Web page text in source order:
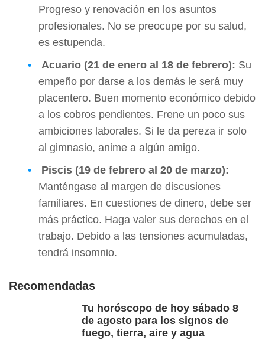
Progreso y renovación en los asuntos
profesionales. No se preocupe por su salud,
es estupenda.
Acuario (21 de enero al 18 de febrero): Su
empeño por darse a los demás le será muy
placentero. Buen momento económico debido
a los cobros pendientes. Frene un poco sus
ambiciones laborales. Si le da pereza ir solo
al gimnasio, anime a algún amigo.
Piscis (19 de febrero al 20 de marzo):
Manténgase al margen de discusiones
familiares. En cuestiones de dinero, debe ser
más práctico. Haga valer sus derechos en el
trabajo. Debido a las tensiones acumuladas,
tendrá insomnio.
Recomendadas
Tu horóscopo de hoy sábado 8
de agosto para los signos de
fuego, tierra, aire y agua